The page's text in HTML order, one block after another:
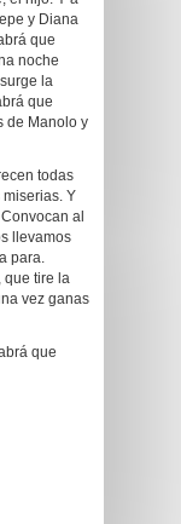
y Diana
que
noche
la
que
de Manolo y
todas
miserias. Y
al
llevamos
para.
que tire la
vez ganas
que